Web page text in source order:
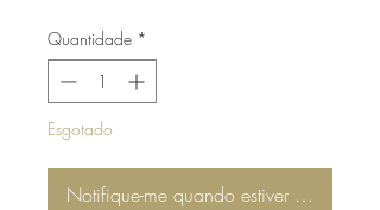
Quantidade *
Esgotado
Notifique-me quando estiver disponível